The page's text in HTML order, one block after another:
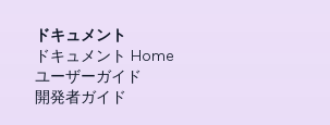
ドキュメント
ドキュメント Home
ユーザーガイド
開発者ガイド